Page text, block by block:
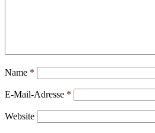
Name *
E-Mail-Adresse *
Website